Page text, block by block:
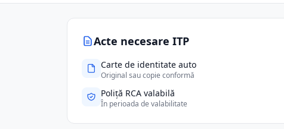
Acte necesare ITP
Carte de identitate auto
Original sau copie conformă
Poliță RCA valabilă
În perioada de valabilitate